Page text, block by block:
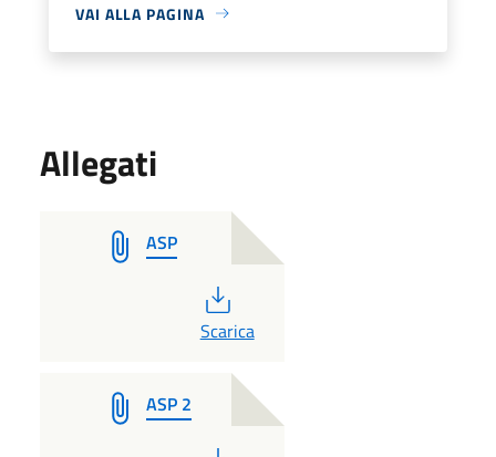
VAI ALLA PAGINA
Allegati
ASP
PDF
Scarica
ASP 2